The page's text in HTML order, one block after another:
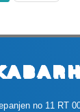
no 11 RT